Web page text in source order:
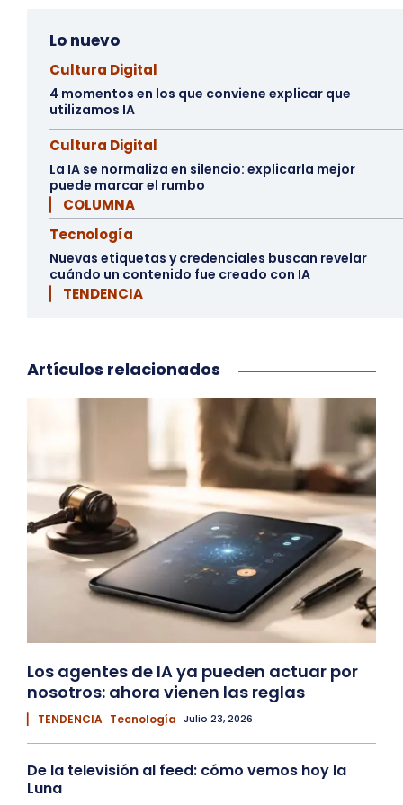
Lo nuevo
Cultura Digital
4 momentos en los que conviene explicar que
utilizamos IA
Cultura Digital
La IA se normaliza en silencio: explicarla mejor
puede marcar el rumbo
▏ COLUMNA
Tecnología
Nuevas etiquetas y credenciales buscan revelar
cuándo un contenido fue creado con IA
▏ TENDENCIA
Artículos relacionados
Los agentes de IA ya pueden actuar por
nosotros: ahora vienen las reglas
▏ TENDENCIA Tecnología Julio 23, 2026
De la televisión al feed: cómo vemos hoy la
Luna